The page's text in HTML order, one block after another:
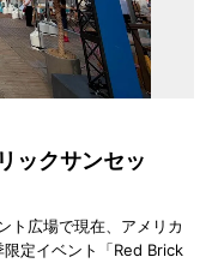
ックサンセッ
ト広場で現在、アメリカ
定イベント「Red Brick